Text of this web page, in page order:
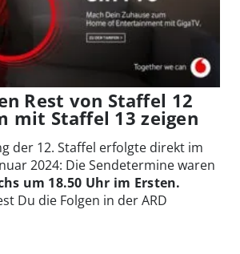
Rest von Staffel 12
mit Staffel 13 zeigen
der 12. Staffel erfolgte direkt im
2024: Die Sendetermine waren
um 18.50 Uhr im Ersten.
Du die Folgen in der ARD